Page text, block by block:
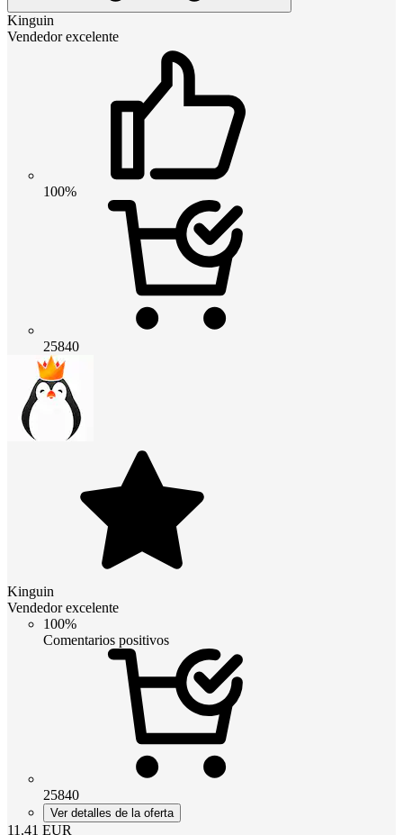
Kinguin
Vendedor excelente
100%
25840
Kinguin
Vendedor excelente
100%
Comentarios positivos
25840
Ver detalles de la oferta
11.41 EUR